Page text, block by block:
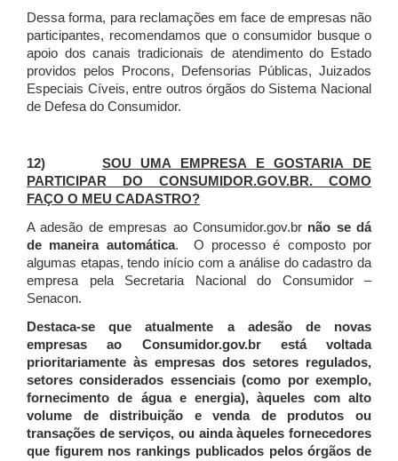
Dessa forma, para reclamações em face de empresas não
participantes, recomendamos que o consumidor busque o
apoio dos canais tradicionais de atendimento do Estado
providos pelos Procons, Defensorias Públicas, Juizados
Especiais Cíveis, entre outros órgãos do Sistema Nacional
de Defesa do Consumidor.
12) SOU UMA EMPRESA E GOSTARIA DE
PARTICIPAR DO CONSUMIDOR.GOV.BR. COMO
FAÇO O MEU CADASTRO?
A adesão de empresas ao Consumidor.gov.br não se dá
de maneira automática. O processo é composto por
algumas etapas, tendo início com a análise do cadastro da
empresa pela Secretaria Nacional do Consumidor –
Senacon.
Destaca-se que atualmente a adesão de novas
empresas ao Consumidor.gov.br está voltada
prioritariamente às empresas dos setores regulados,
setores considerados essenciais (como por exemplo,
fornecimento de água e energia), àqueles com alto
volume de distribuição e venda de produtos ou
transações de serviços, ou ainda àqueles fornecedores
que figurem nos rankings publicados pelos órgãos de